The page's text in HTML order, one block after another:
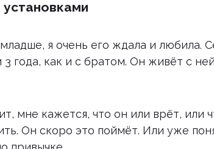
я очень его ждала и любила.
года, как и с братом. Он живёт с
мне кажется, что он или врёт, или
Он скоро это поймёт. Или уже